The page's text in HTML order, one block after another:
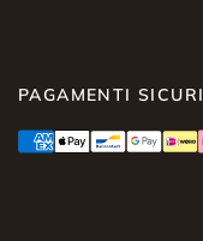
PAGAMENTI SICURI